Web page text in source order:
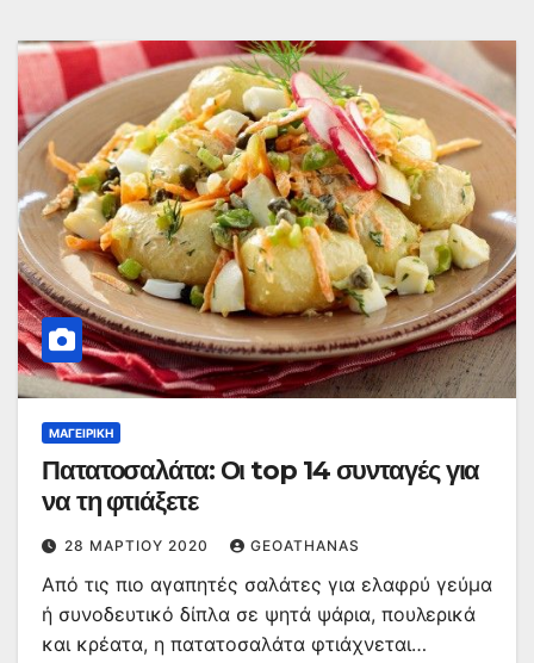
ΜΑΓΕΙΡΙΚΉ
Πατατοσαλάτα: Οι top 14 συνταγές για
να τη φτιάξετε
28 ΜΑΡΤΊΟΥ 2020 GEOATHANAS
Από τις πιο αγαπητές σαλάτες για ελαφρύ γεύμα
ή συνοδευτικό δίπλα σε ψητά ψάρια, πουλερικά
και κρέατα, η πατατοσαλάτα φτιάχνεται…